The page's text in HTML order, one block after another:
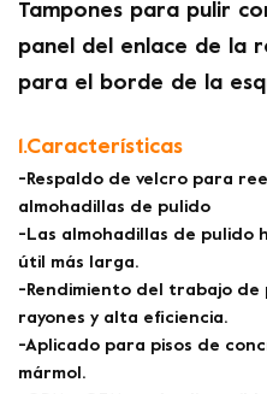
Tampones para pulir
panel del enlace de la
para el borde de la
1.Características
-Respaldo de velcro para
almohadillas de pulido
-Las almohadillas de pulido
útil más larga.
-Rendimiento del trabajo de
rayones y alta eficiencia.
-Aplicado para pisos de
mármol.